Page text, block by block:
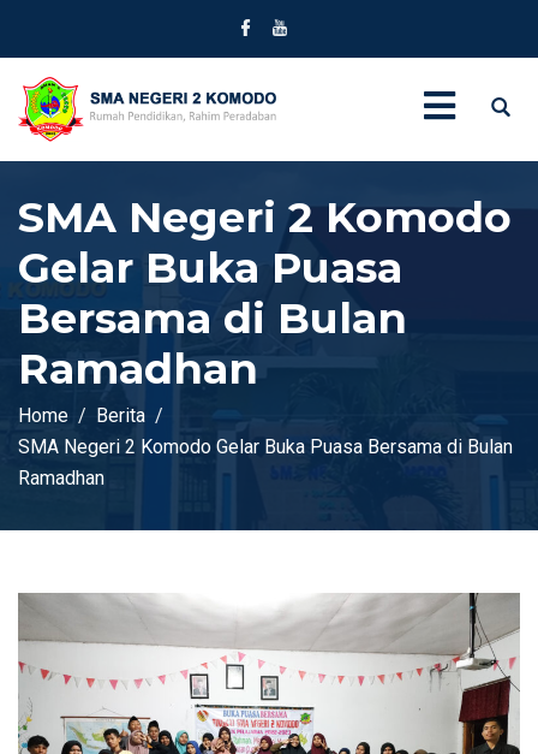
SMA Negeri 2 Komodo
Gelar Buka Puasa
Bersama di Bulan
Ramadhan
Home
Berita
SMA Negeri 2 Komodo Gelar Buka Puasa Bersama di Bulan
Ramadhan